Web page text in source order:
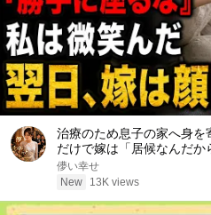
治療のため息子の家へ身を
だけで嫁は「居候なんだか
鳴った――私は微笑んで答
後悔しますよ」翌日、嫁
儚い幸せ
New
13K views